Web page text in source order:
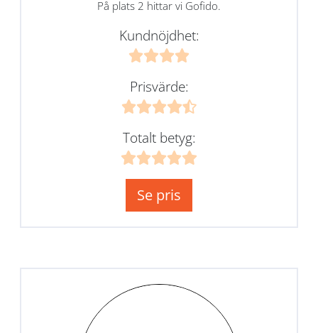
På plats 2 hittar vi Gofido.
Kundnöjdhet:
Prisvärde:
Totalt betyg:
Se pris